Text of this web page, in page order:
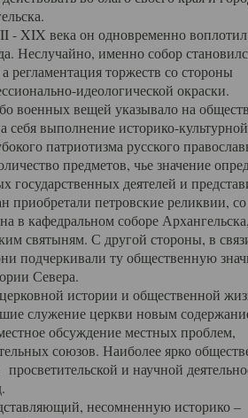
века он одновременно
Неслучайно, именно собор
регламентация торжеств со стороны
идеологической окраски.
вещей указывало на
себя выполнение историко-
патриотизма русского
предметов, чье значение
деятелей и
приобретали петровские реликвии, со
в кафедральном соборе
святыням. С другой стороны, в
подчеркивали ту общественную
Севера.
истории и общественной
служение церкви новым
обсуждение местных проблем,
союзов. Наиболее ярко
и научной
несомненную историко –